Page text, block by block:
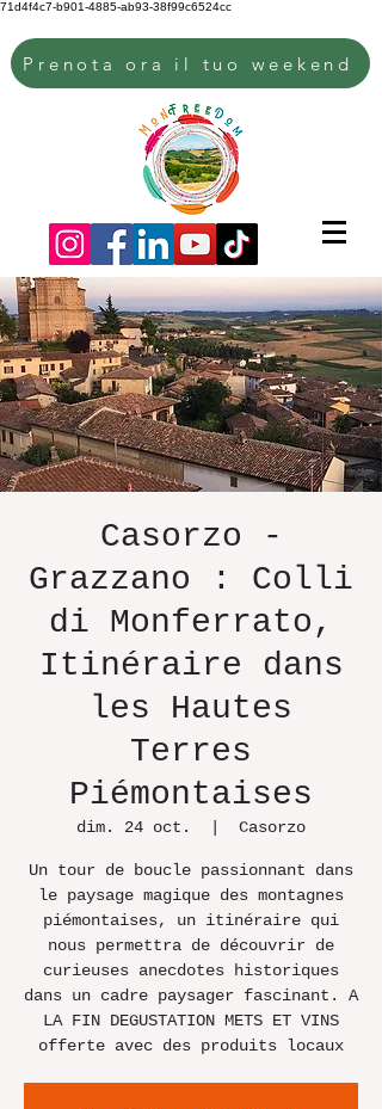
71d4f4c7-b901-4885-ab93-38f99c6524cc
Prenota ora il tuo weekend
Casorzo -
Grazzano : Colli
di Monferrato,
Itinéraire dans
les Hautes
Terres
Piémontaises
dim. 24 oct. Casorzo
Un tour de boucle passionnant dans
le paysage magique des montagnes
piémontaises, un itinéraire qui
nous permettra de découvrir de
curieuses anecdotes historiques
dans un cadre paysager fascinant. A
LA FIN DEGUSTATION METS ET VINS
offerte avec des produits locaux